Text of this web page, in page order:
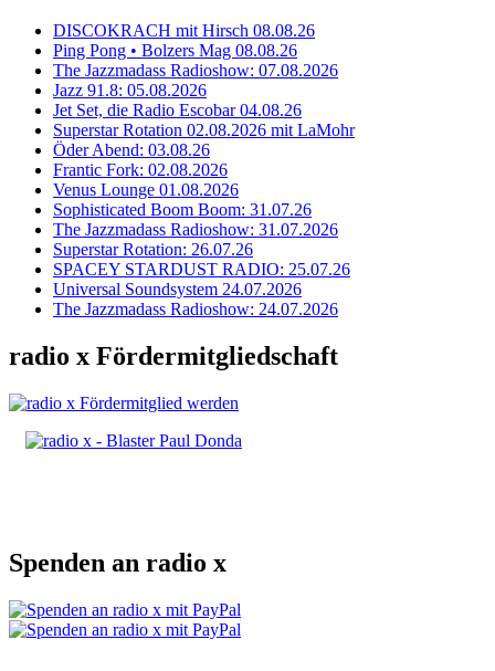
DISCOKRACH mit Hirsch 08.08.26
Ping Pong • Bolzers Mag 08.08.26
The Jazzmadass Radioshow: 07.08.2026
Jazz 91.8: 05.08.2026
Jet Set, die Radio Escobar 04.08.26
Superstar Rotation 02.08.2026 mit LaMohr
Öder Abend: 03.08.26
Frantic Fork: 02.08.2026
Venus Lounge 01.08.2026
Sophisticated Boom Boom: 31.07.26
The Jazzmadass Radioshow: 31.07.2026
Superstar Rotation: 26.07.26
SPACEY STARDUST RADIO: 25.07.26
Universal Soundsystem 24.07.2026
The Jazzmadass Radioshow: 24.07.2026
radio x Fördermitgliedschaft
Spenden an radio x